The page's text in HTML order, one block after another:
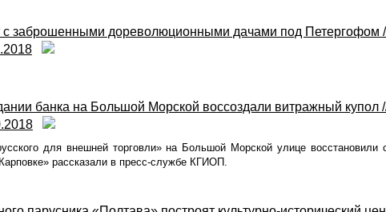
с заброшенными дореволюционными дачами под Петергофом
банка на Большой Морской воссоздали витражный купол
для внешней торговли» на Большой Морской улице восстановили
рассказали в пресс-службе КГИОП.